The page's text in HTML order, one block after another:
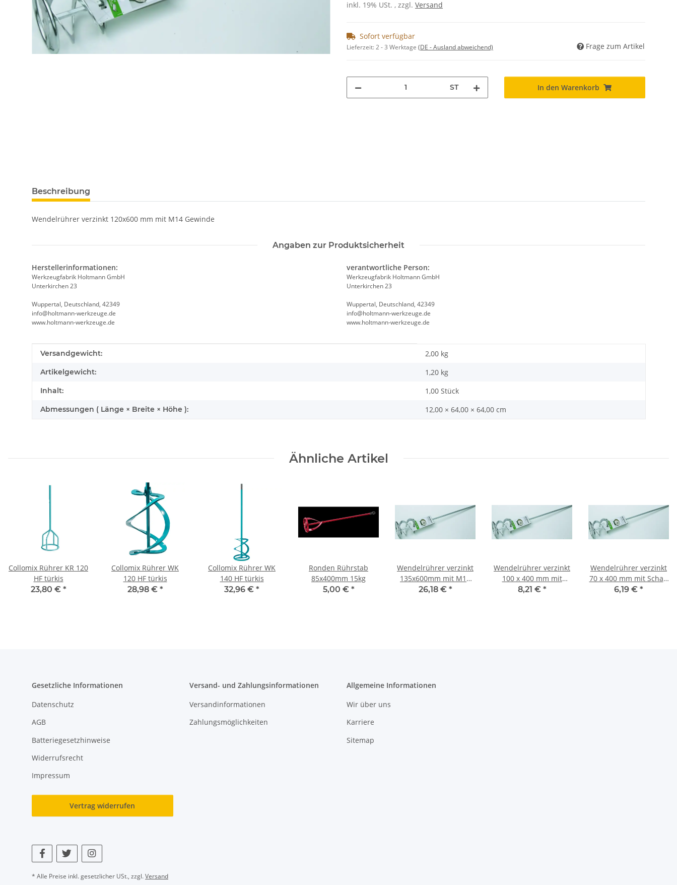
inkl. 19% USt. , zzgl. Versand
Sofort verfügbar
Lieferzeit:2 - 3 Werktage (DE - Ausland abweichend) Frage zum Artikel
ST In den Warenkorb
Beschreibung
Wendelrührer verzinkt 120x600 mm mit M14 Gewinde
Angaben zur Produktsicherheit
Herstellerinformationen:
Werkzeugfabrik Holtmann GmbH
Unterkirchen 23
Wuppertal, Deutschland, 42349
info@holtmann-werkzeuge.de
www.holtmann-werkzeuge.de
verantwortliche Person:
Werkzeugfabrik Holtmann GmbH
Unterkirchen 23
Wuppertal, Deutschland, 42349
info@holtmann-werkzeuge.de
www.holtmann-werkzeuge.de
Produkteigenschaft
Wert
Versandgewicht: 2,00 kg
Artikelgewicht: 1,20 kg
Inhalt: 1,00 Stück
Abmessungen ( Länge × Breite × Höhe ): 12,00 × 64,00 × 64,00 cm
Ähnliche Artikel
Collomix Rührer KR 120
HF türkis
23,80 € *
Collomix Rührer WK
120 HF türkis
28,98 € *
Collomix Rührer WK
140 HF türkis
32,96 € *
Ronden Rührstab
85x400mm 15kg
5,00 € *
Wendelrührer verzinkt
135x600mm mit M14
Gewinde
26,18 € *
Wendelrührer verzinkt
100 x 400 mm mit
Schaft 7-15 kg
8,21 € *
Wendelrührer verzinkt
70 x 400 mm mit Schaft
1-7 kg
6,19 € *
Gesetzliche Informationen
Datenschutz
AGB
Batteriegesetzhinweise
Widerrufsrecht
Impressum
Vertrag widerrufen
Versand- und Zahlungsinformationen
Versandinformationen
Zahlungsmöglichkeiten
Allgemeine Informationen
Wir über uns
Karriere
Sitemap
* Alle Preise inkl. gesetzlicher USt., zzgl.Versand